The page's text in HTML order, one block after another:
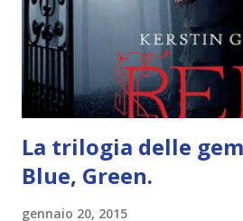
coprendoti gli occhi. È bellissimo,
terrificante. Non mi vede neppure.
visto, l'ho sentito. Le cose che ha
La trilogia delle
Blue, Green.
gennaio 20, 2015